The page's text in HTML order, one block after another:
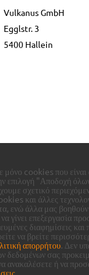
Vulkanus GmbH
Egglstr. 3
5400 Hallein
cookies που είναι
επιλογή "Αποδοχή
σχετικό
και άλλες
ενώ άλλα μας
γίνει επεξεργασία
διαφημίσεις και
να βρείτε
απορρήτου. Δεν
δεδομένων σας
ανακαλέσετε ή να